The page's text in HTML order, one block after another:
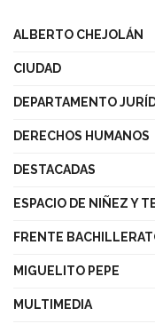
ALBERTO CHEJOLÁN
CIUDAD
DEPARTAMENTO
DERECHOS HUMANOS
DESTACADAS
ESPACIO DE NIÑEZ Y
FRENTE
MIGUELITO PEPE
MULTIMEDIA